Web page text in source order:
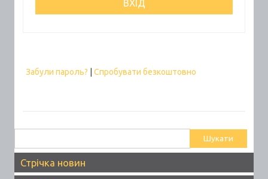
Забули пароль? Спробувати безкоштовно
Стрічка новин